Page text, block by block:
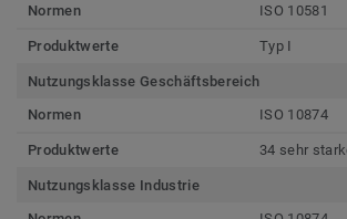
Normen
ISO 10581
Produktwerte Typ I
Nutzungsklasse Geschäftsbereich
Normen
ISO 10874
Produktwerte 34 sehr
Nutzungsklasse Industrie